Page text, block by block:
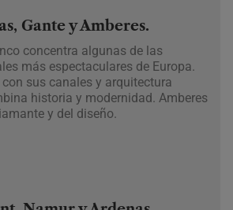
Gante y Amberes.
concentra algunas de las
más espectaculares de Europa.
sus canales y arquitectura
historia y modernidad. Amberes
y del diseño.